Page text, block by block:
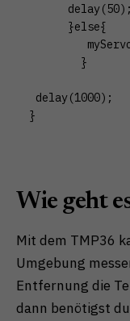
      delay(50);
      }else{
        }
delay(1000);
}
Wie geht
Mit dem TMP36
Umgebung
Entfernung die
dann benötigst